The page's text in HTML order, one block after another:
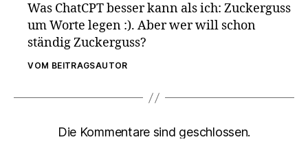
Was ChatCPT besser kann als ich: Zuckerguss
um Worte legen :). Aber wer will schon
ständig Zuckerguss?
VOM BEITRAGSAUTOR
Die Kommentare sind geschlossen.